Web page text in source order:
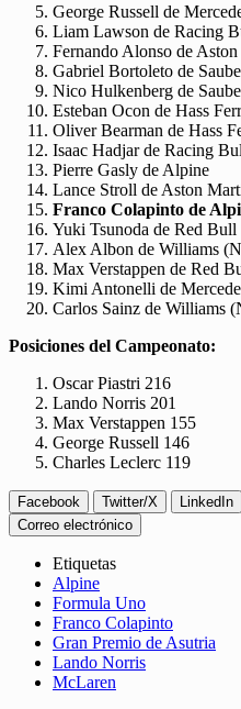
George Russell de
Liam Lawson de Racing
Fernando Alonso de
Gabriel Bortoleto de
Nico Hulkenberg de
Esteban Ocon de Hass
Oliver Bearman de Hass
Isaac Hadjar de Racing
Pierre Gasly de Alpine
Lance Stroll de Aston
Franco Colapinto de
Yuki Tsunoda de Red Bull
Alex Albon de Williams
Max Verstappen de Red
Kimi Antonelli de
Carlos Sainz de Williams
Posiciones del Campeonato:
Oscar Piastri 216
Lando Norris 201
Max Verstappen 155
George Russell 146
Charles Leclerc 119
Facebook Twitter/X LinkedIn
Correo electrónico
Etiquetas
Alpine
Formula Uno
Franco Colapinto
Gran Premio de Asutria
Lando Norris
McLaren